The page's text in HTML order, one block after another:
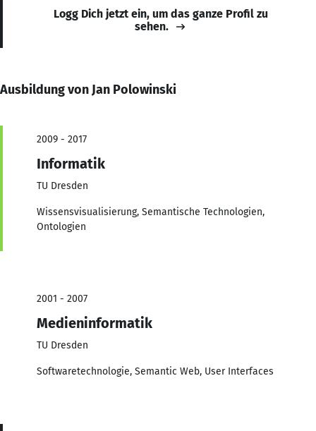
Logg Dich jetzt ein, um das ganze Profil zu
sehen.
Ausbildung von Jan Polowinski
2009 - 2017
Informatik
TU Dresden
Wissensvisualisierung, Semantische Technologien,
Ontologien
2001 - 2007
Medieninformatik
TU Dresden
Softwaretechnologie, Semantic Web, User Interfaces